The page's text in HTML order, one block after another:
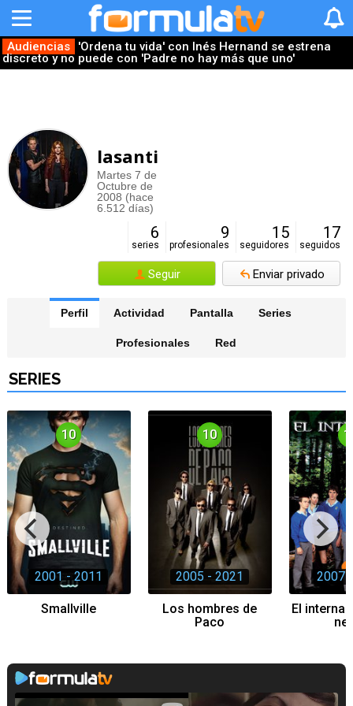
Audiencias
'Ordena tu vida' con Inés Hernand se estrena
discreto y no puede con 'Padre no hay más que uno'
lasanti
Martes 7 de
Octubre de
2008 (hace
6.512 días)
6
series
9
profesionales
15
seguidores
17
seguidos
Seguir Enviar privado
Perfil Actividad Pantalla Series
Profesionales Red
SERIES
2001 - 2011
10
Smallville
2005 - 2021
10
Los hombres de
Paco
2007
El